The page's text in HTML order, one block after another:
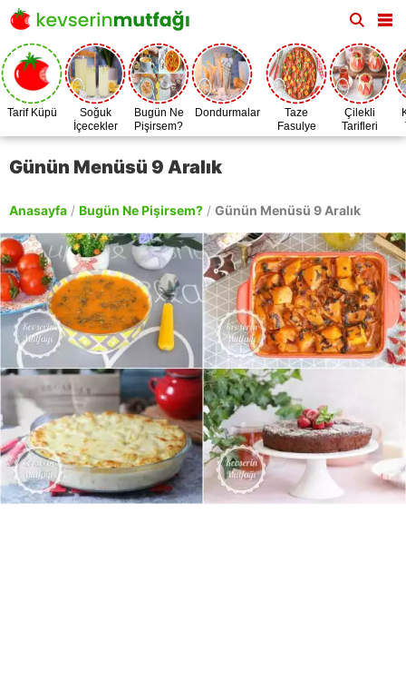
Tarif Küpü
Soğuk
İçecekler
Bugün Ne
Pişirsem?
Dondurmalar
Taze
Fasulye
Zamanı
Çilekli
Tarifleri
Günün Menüsü 9 Aralık
Anasayfa / Bugün Ne Pişirsem? / Günün Menüsü 9 Aralık